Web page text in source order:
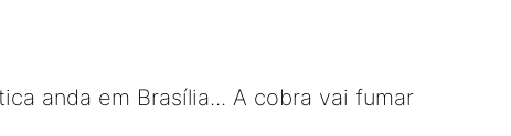
anda em Brasília... A cobra vai fumar